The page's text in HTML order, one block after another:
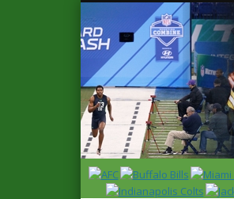
News en français sur la NFL